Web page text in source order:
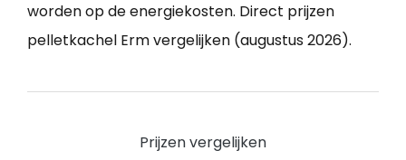
worden op de energiekosten. Direct prijzen
pelletkachel Erm vergelijken (augustus 2026).
Prijzen vergelijken